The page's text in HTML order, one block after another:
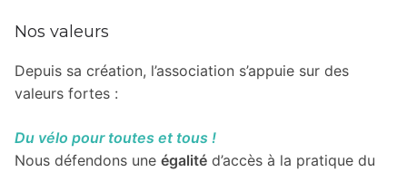
Nos valeurs
Depuis sa création, l’association s’appuie sur des
valeurs fortes :
Du vélo pour toutes et tous !
Nous défendons une égalité d’accès à la pratique du